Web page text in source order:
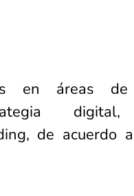
en áreas de
digital,
de acuerdo